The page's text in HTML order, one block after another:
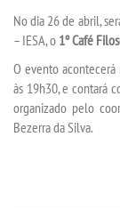
SEGUNDA
MATRÍCULA
No dia 26 de abril,
– IESA, o 1º Café
O evento
às 19h30, e contará
organizado pelo
Bezerra da Silva.